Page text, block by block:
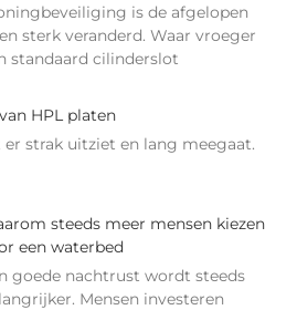
is de afgelopen
sterk veranderd. Waar vroeger
standaard cilinderslot
HPL platen
strak uitziet en lang meegaat.
steeds meer mensen kiezen
een waterbed
goede nachtrust wordt steeds
Mensen investeren